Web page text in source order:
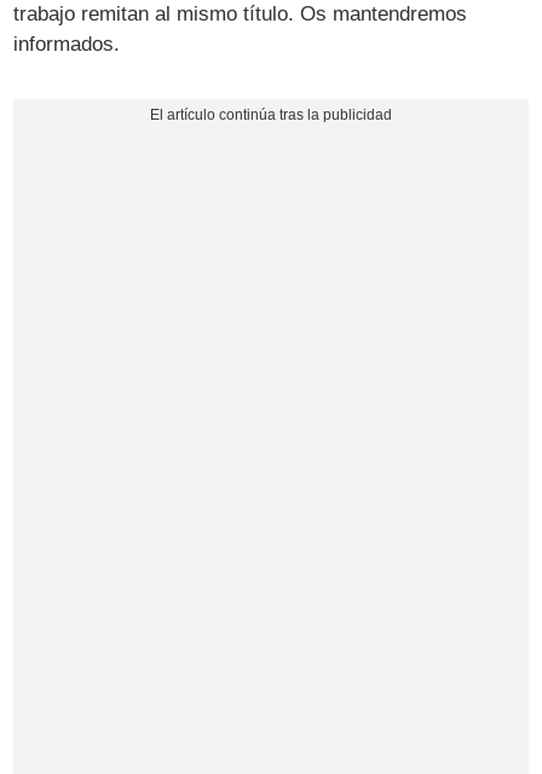
trabajo remitan al mismo título. Os mantendremos
informados.